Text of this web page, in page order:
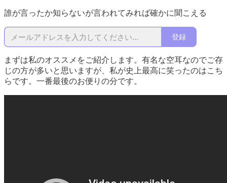
誰が言ったか知らないが言われてみれば確かに聞こえる
登録
まずは私のオススメをご紹介します。有名な空耳なのでご存
じの方が多いと思いますが、私が史上最高に笑ったのはこち
らです。一番最後のお便りの分です。